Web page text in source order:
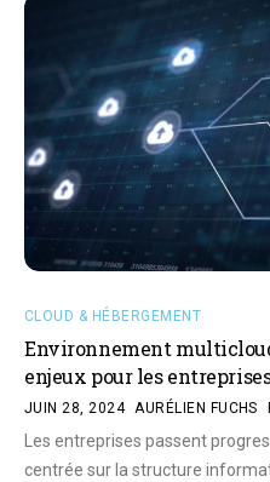
CLOUD & HÉBERGEMENT
Environnement
enjeux pour les
JUIN 28, 2024 AURÉLIEN FUCHS
Les entreprises passent
centrée sur la structure